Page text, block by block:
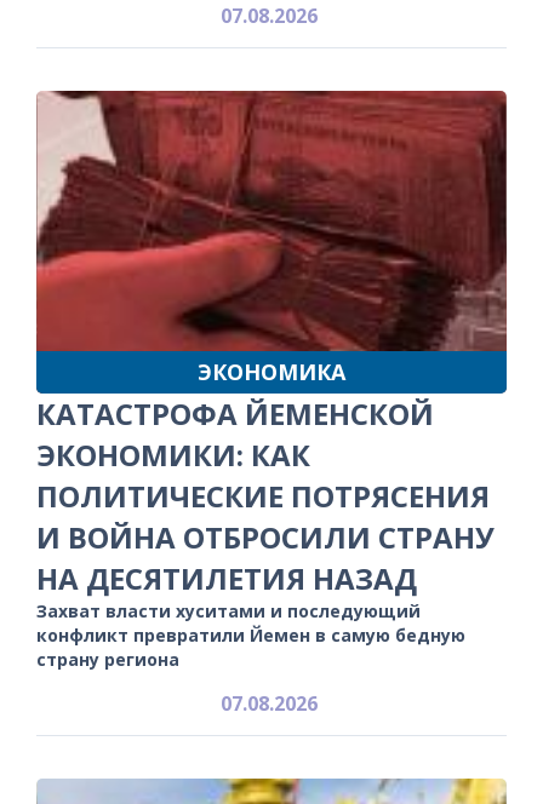
07.08.2026
ЭКОНОМИКА
КАТАСТРОФА ЙЕМЕНСКОЙ
ЭКОНОМИКИ: КАК
ПОЛИТИЧЕСКИЕ ПОТРЯСЕНИЯ
И ВОЙНА ОТБРОСИЛИ СТРАНУ
НА ДЕСЯТИЛЕТИЯ НАЗАД
Захват власти хуситами и последующий
конфликт превратили Йемен в самую бедную
страну региона
07.08.2026